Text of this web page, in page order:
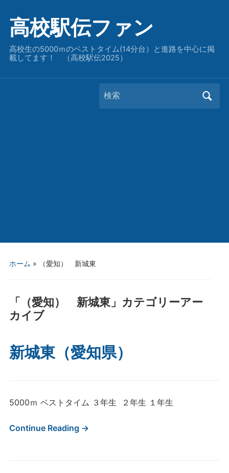
高校駅伝ファン
高校生の5000ｍのベストタイム(14分台）と進路を中心に掲
載してます！ （高校駅伝2025）
Search
for:
ホーム » （愛知） 新城東
「 （愛知） 新城東」カテゴリーアー
カイブ
新城東（愛知県）
5000ｍ ベストタイム ３年生 ２年生 １年生
Continue Reading →